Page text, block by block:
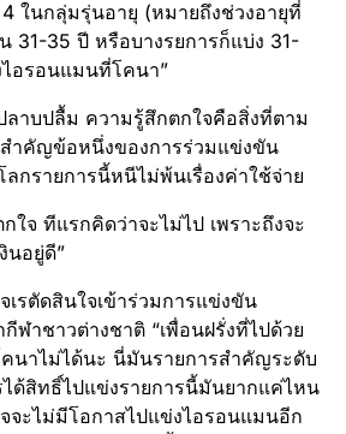
ในกลุ่มรุ่นอายุ (หมายถึงช่วงอายุที่
31-35 ปี หรือบางรยการก็แบ่ง 31-
อรอนแมนที่โคนา”
ลาบปลื้ม ความรู้สึกตกใจคือสิ่งที่ตาม
สำคัญข้อหนึ่งของการร่วมแข่งขัน
กรายการนี้หนีไม่พ้นเรื่องค่าใช้จ่าย
ใจ ทีแรกคิดว่าจะไม่ไป เพราะถึงจะ
นอยู่ดี”
รตัดสินใจเข้าร่วมการแข่งขัน
ฬาชาวต่างชาติ “เพื่อนฝรั่งที่ไปด้วย
นาไม่ได้นะ นี่มันรายการสำคัญระดับ
ได้สิทธิ์ไปแข่งรายการนี้มันยากแค่ไหน
จะไม่มีโอกาสไปแข่งไอรอนแมนอีก